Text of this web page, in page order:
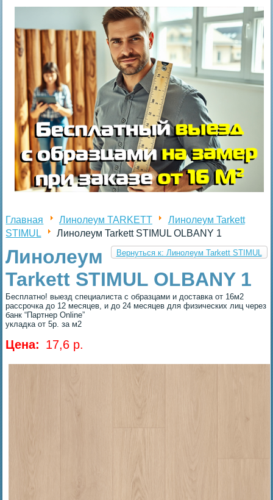
Главная Линолеум TARKETT
Линолеум Tarkett
STIMUL
Линолеум Tarkett STIMUL OLBANY 1
Вернуться к: Линолеум Tarkett STIMUL
Линолеум
Tarkett STIMUL OLBANY 1
Бесплатно! выезд специалиста с образцами и доставка от 16м2
рассрочка до 12 месяцев, и до 24 месяцев для физических лиц через
банк “Партнер Online”
укладка от 5р. за м2
Цена: 17,6 p.